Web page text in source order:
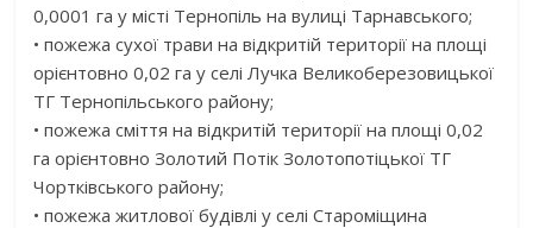
0,0001 га у місті Тернопіль на вулиці Тарнавського;
• пожежа сухої трави на відкритій території на площі
орієнтовно 0,02 га у селі Лучка Великоберезовицької
ТГ Тернопільського району;
• пожежа сміття на відкритій території на площі 0,02
га орієнтовно Золотий Потік Золотопотіцької ТГ
Чортківського району;
• пожежа житлової будівлі у селі Староміщина